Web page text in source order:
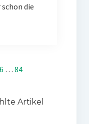
die
… 84
Artikel